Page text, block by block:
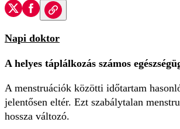
Napi doktor
A helyes táplálkozás számos
A menstruációk közötti időtartam
jelentősen eltér. Ezt szabálytalan
hossza változó.